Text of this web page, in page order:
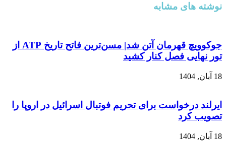
نوشته های مشابه
جوکوویچ قهرمان آتن شد| مسن‌ترین فاتح تاریخ ATP از
تور نهایی فصل کنار کشید
18 آبان, 1404
ایرلند درخواست برای تحریم فوتبال اسرائیل در اروپا را
تصویب کرد
18 آبان, 1404